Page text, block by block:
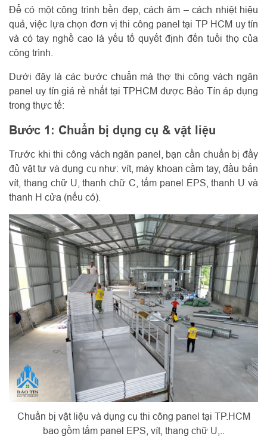
Để có một công trình bền đẹp, cách âm – cách nhiệt hiệu
quả, việc lựa chọn đơn vị thi công panel tại TP HCM uy tín
và có tay nghề cao là yếu tố quyết định đến tuổi thọ của
công trình.
Dưới đây là các bước chuẩn mà thợ thi công vách ngăn
panel uy tín giá rẻ nhất tại TPHCM được Bảo Tín áp dụng
trong thực tế:
Bước 1: Chuẩn bị dụng cụ & vật liệu
Trước khi thi công vách ngăn panel, bạn cần chuẩn bị đầy
đủ vật tư và dụng cụ như: vít, máy khoan cầm tay, đầu bắn
vít, thang chữ U, thanh chữ C, tấm panel EPS, thanh U và
thanh H cửa (nếu có).
Chuẩn bị vật liệu và dụng cụ thi công panel tại TP.HCM
bao gồm tấm panel EPS, vít, thang chữ U,..